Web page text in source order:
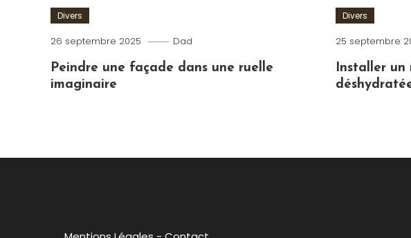
Divers
26 septembre 2025 Dad
Peindre une façade dans une ruelle
imaginaire
Divers
25 septembre
Installer